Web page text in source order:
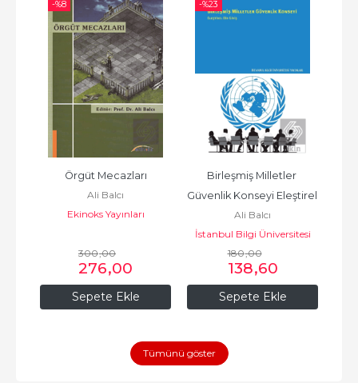
-%8
Sepete Ekle
Örgüt Mecazları
Ali Balcı
Ekinoks Yayınları
300,00
276,00
-%23
Sepete Ekle
Birleşmiş Milletler
Güvenlik Konseyi Eleştirel
Bir
Ali Balcı
İstanbul Bilgi Üniversitesi
Yayınları
180,00
138,60
Tümünü göster